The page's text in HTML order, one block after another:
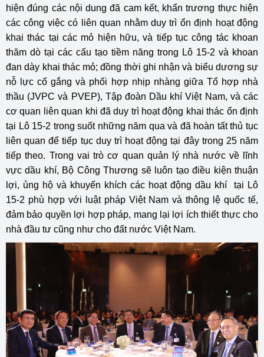
hiện đúng các nội dung đã cam kết, khẩn trương thực hiện
các công việc có liên quan nhằm duy trì ổn định hoạt động
khai thác tại các mỏ hiện hữu, và tiếp tục công tác khoan
thăm dò tại các cấu tạo tiềm năng trong Lô 15-2 và khoan
đan dày khai thác mỏ; đồng thời ghi nhận và biểu dương sự
nỗ lực cố gắng và phối hợp nhịp nhàng giữa Tổ hợp nhà
thầu (JVPC và PVEP), Tập đoàn Dầu khí Việt Nam, và các
cơ quan liên quan khi đã duy trì hoạt động khai thác ổn định
tại Lô 15-2 trong suốt những năm qua và đã hoàn tất thủ tục
liên quan để tiếp tục duy trì hoạt động tại đây trong 25 năm
tiếp theo. Trong vai trò cơ quan quản lý nhà nước về lĩnh
vực dầu khí, Bộ Công Thương sẽ luôn tạo điều kiện thuận
lợi, ủng hộ và khuyến khích các hoạt động dầu khí tại Lô
15-2 phù hợp với luật pháp Việt Nam và thông lệ quốc tế,
đảm bảo quyền lợi hợp pháp, mang lại lợi ích thiết thực cho
nhà đầu tư cũng như cho đất nước Việt Nam.